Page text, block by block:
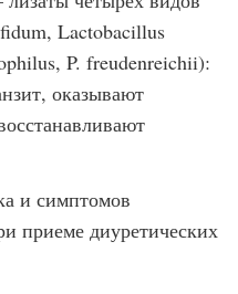
Lactobacillus
P. freudenreichii):
оказывают
и симптомов
приеме диуретических